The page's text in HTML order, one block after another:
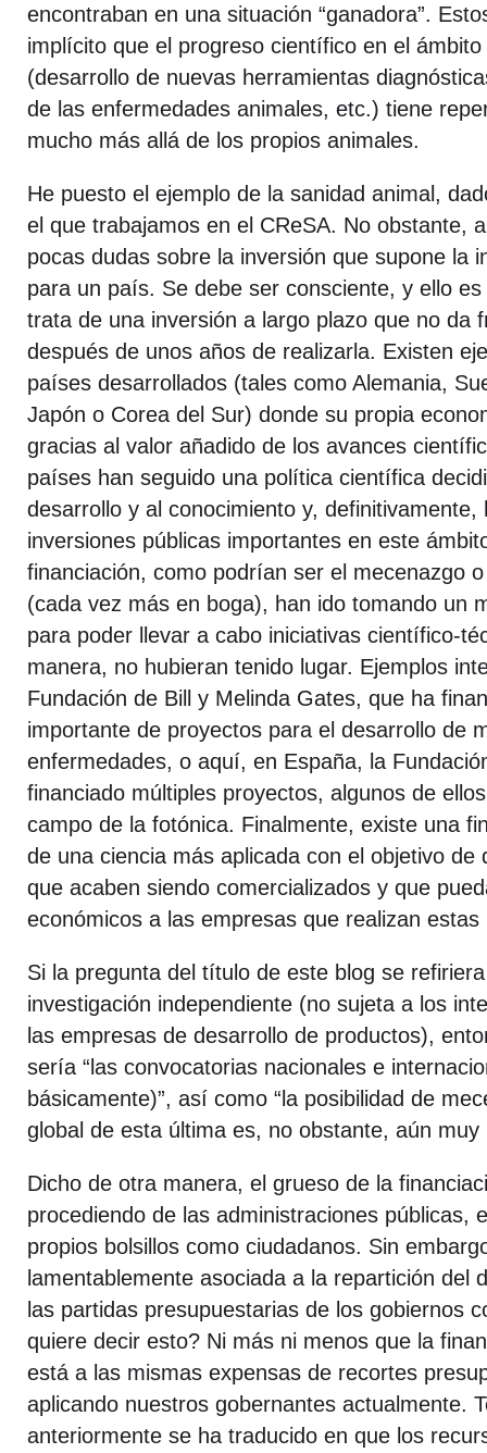
encontraban en una situación “ganadora”.
implícito que el progreso científico en el
(desarrollo de nuevas herramientas
de las enfermedades animales, etc.) tiene
mucho más allá de los propios animales.
He puesto el ejemplo de la sanidad animal,
el que trabajamos en el CReSA. No obstante,
pocas dudas sobre la inversión que supone la
para un país. Se debe ser consciente, y ello
trata de una inversión a largo plazo que no da
después de unos años de realizarla. Existen
países desarrollados (tales como Alemania,
Japón o Corea del Sur) donde su propia
gracias al valor añadido de los avances
países han seguido una política científica
desarrollo y al conocimiento y, definitivamente,
inversiones públicas importantes en este
financiación, como podrían ser el mecenazgo
(cada vez más en boga), han ido tomando un
para poder llevar a cabo iniciativas científico-
manera, no hubieran tenido lugar. Ejemplos
Fundación de Bill y Melinda Gates, que ha
importante de proyectos para el desarrollo de
enfermedades, o aquí, en España, la
financiado múltiples proyectos, algunos de
campo de la fotónica. Finalmente, existe una
de una ciencia más aplicada con el objetivo de
que acaben siendo comercializados y que
económicos a las empresas que realizan estas
Si la pregunta del título de este blog se
investigación independiente (no sujeta a los
las empresas de desarrollo de productos),
sería “las convocatorias nacionales e
básicamente)”, así como “la posibilidad de
global de esta última es, no obstante, aún muy
Dicho de otra manera, el grueso de la
procediendo de las administraciones públicas,
propios bolsillos como ciudadanos. Sin
lamentablemente asociada a la repartición del
las partidas presupuestarias de los gobiernos
quiere decir esto? Ni más ni menos que la
está a las mismas expensas de recortes
aplicando nuestros gobernantes actualmente.
anteriormente se ha traducido en que los